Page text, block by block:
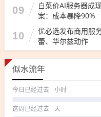
09
白菜价AI服务器成
案：成本暴降90%
10
优必选发布商用服
蕾、华尔兹动作
似水流年
今日已经过去 小时
这周已经过去 天